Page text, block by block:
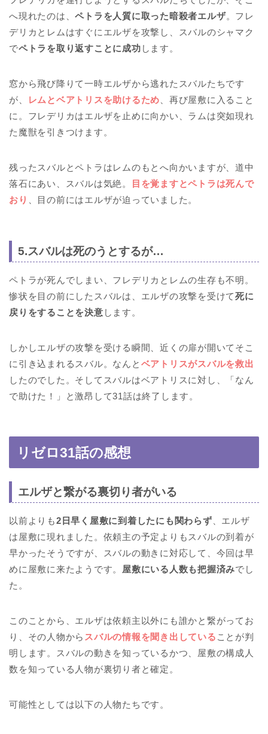
へ現れたのは、ペトラを人質に取った暗殺者エルザ。フレ
デリカとレムはすぐにエルザを攻撃し、スバルのシャマク
でペトラを取り返すことに成功 します。
窓から飛び降りて一時エルザから逃れたスバルたちです
が、
レムとベアトリスを助けるため 、再び屋敷に入ること
に。フレデリカはエルザを止めに向かい、ラムは突如現れ
た魔獣を引きつけます。
残ったスバルとペトラはレムのもとへ向かいますが、道中
落石にあい、スバルは気絶。
目を覚ますとペトラは死んで
おり
、目の前にはエルザが迫っていました。
5.スバルは死のうとするが…
ペトラが死んでしまい、フレデリカとレムの生存も不明。
惨状を目の前にしたスバルは、エルザの攻撃を受けて死に
戻りをすることを決意 します。
しかしエルザの攻撃を受ける瞬間、近くの扉が開いてそこ
に引き込まれるスバル。なんと ベアトリスがスバルを救出
したのでした。そしてスバルはベアトリスに対し、「なん
で助けた！」と激昂して31話は終了します。
リゼロ31話の感想
エルザと繋がる裏切り者がいる
以前よりも2日早く屋敷に到着したにも関わらず 、エルザ
は屋敷に現れました。依頼主の予定よりもスバルの到着が
早かったそうですが、スバルの動きに対応して、今回は早
めに屋敷に来たようです。 屋敷にいる人数も把握済みでし
た。
このことから、エルザは依頼主以外にも誰かと繋がってお
り、その人物から スバルの情報を聞き出している ことが判
明します。スバルの動きを知っているかつ、屋敷の構成人
数を知っている人物が裏切り者と確定。
可能性としては以下の人物たちです。